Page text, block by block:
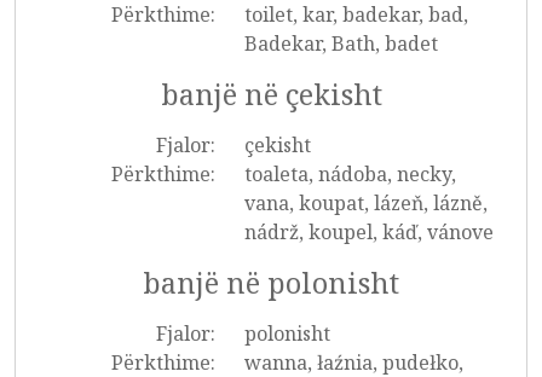
Përkthime:
toilet, kar, badekar, bad,
Badekar, Bath, badet
banjë në çekisht
Fjalor:
çekisht
Përkthime:
toaleta, nádoba, necky,
vana, koupat, lázeň, lázně,
nádrž, koupel, káď, vánove
banjë në polonisht
Fjalor:
polonisht
Përkthime:
wanna, łaźnia, pudełko,